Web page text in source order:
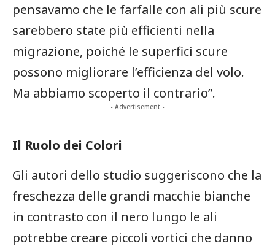
pensavamo che le farfalle con ali più⁢ scure
sarebbero state più efficienti nella
migrazione, poiché le superfici scure
possono migliorare l’efficienza del ‍volo.
Ma abbiamo scoperto il ​contrario”.
- Advertisement -
Il Ruolo dei Colori
Gli autori dello studio suggeriscono che la
freschezza delle grandi macchie bianche
in contrasto con il nero lungo le ⁢ali
potrebbe creare piccoli vortici che danno